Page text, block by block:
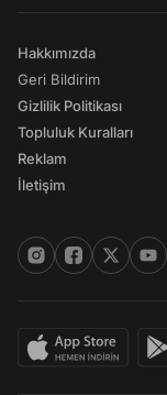
Hakkımızda
Geri Bildirim
Gizlilik Politikası
Topluluk Kuralları
Reklam
İletişim